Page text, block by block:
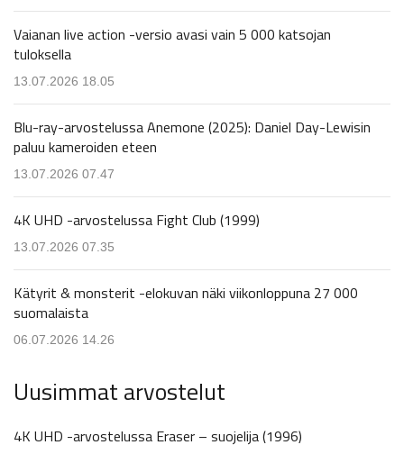
Vaianan live action -versio avasi vain 5 000 katsojan
tuloksella
13.07.2026 18.05
Blu-ray-arvostelussa Anemone (2025): Daniel Day-Lewisin
paluu kameroiden eteen
13.07.2026 07.47
4K UHD -arvostelussa Fight Club (1999)
13.07.2026 07.35
Kätyrit & monsterit -elokuvan näki viikonloppuna 27 000
suomalaista
06.07.2026 14.26
Uusimmat arvostelut
4K UHD -arvostelussa Eraser – suojelija (1996)